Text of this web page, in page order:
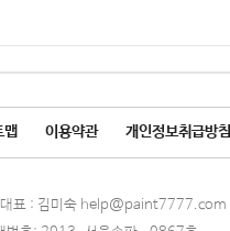
맵 이용약관 개인정보취급방침
대표 : 김미숙 help@paint7777.com